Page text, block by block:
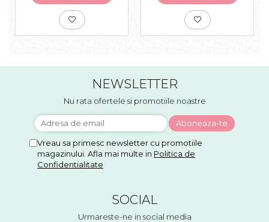
NEWSLETTER
Nu rata ofertele si promotiile noastre
Vreau sa primesc newsletter cu promotiile
magazinului. Afla mai multe in Politica de
Confidentialitate
SOCIAL
Urmareste-ne in social media